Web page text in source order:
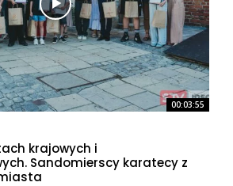
00:03:55
krajowych i
Sandomierscy karatecy z